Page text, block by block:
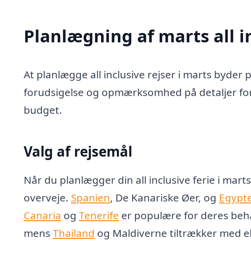
Planlægning af marts all
At planlægge all inclusive rejser i marts byder
forudsigelse og opmærksomhed på detaljer
budget.
Valg af rejsemål
Når du planlægger din all inclusive ferie i
overveje. Spanien, De Kanariske Øer, og
Canaria og Tenerife er populære for deres
mens Thailand og Maldiverne tiltrækker med